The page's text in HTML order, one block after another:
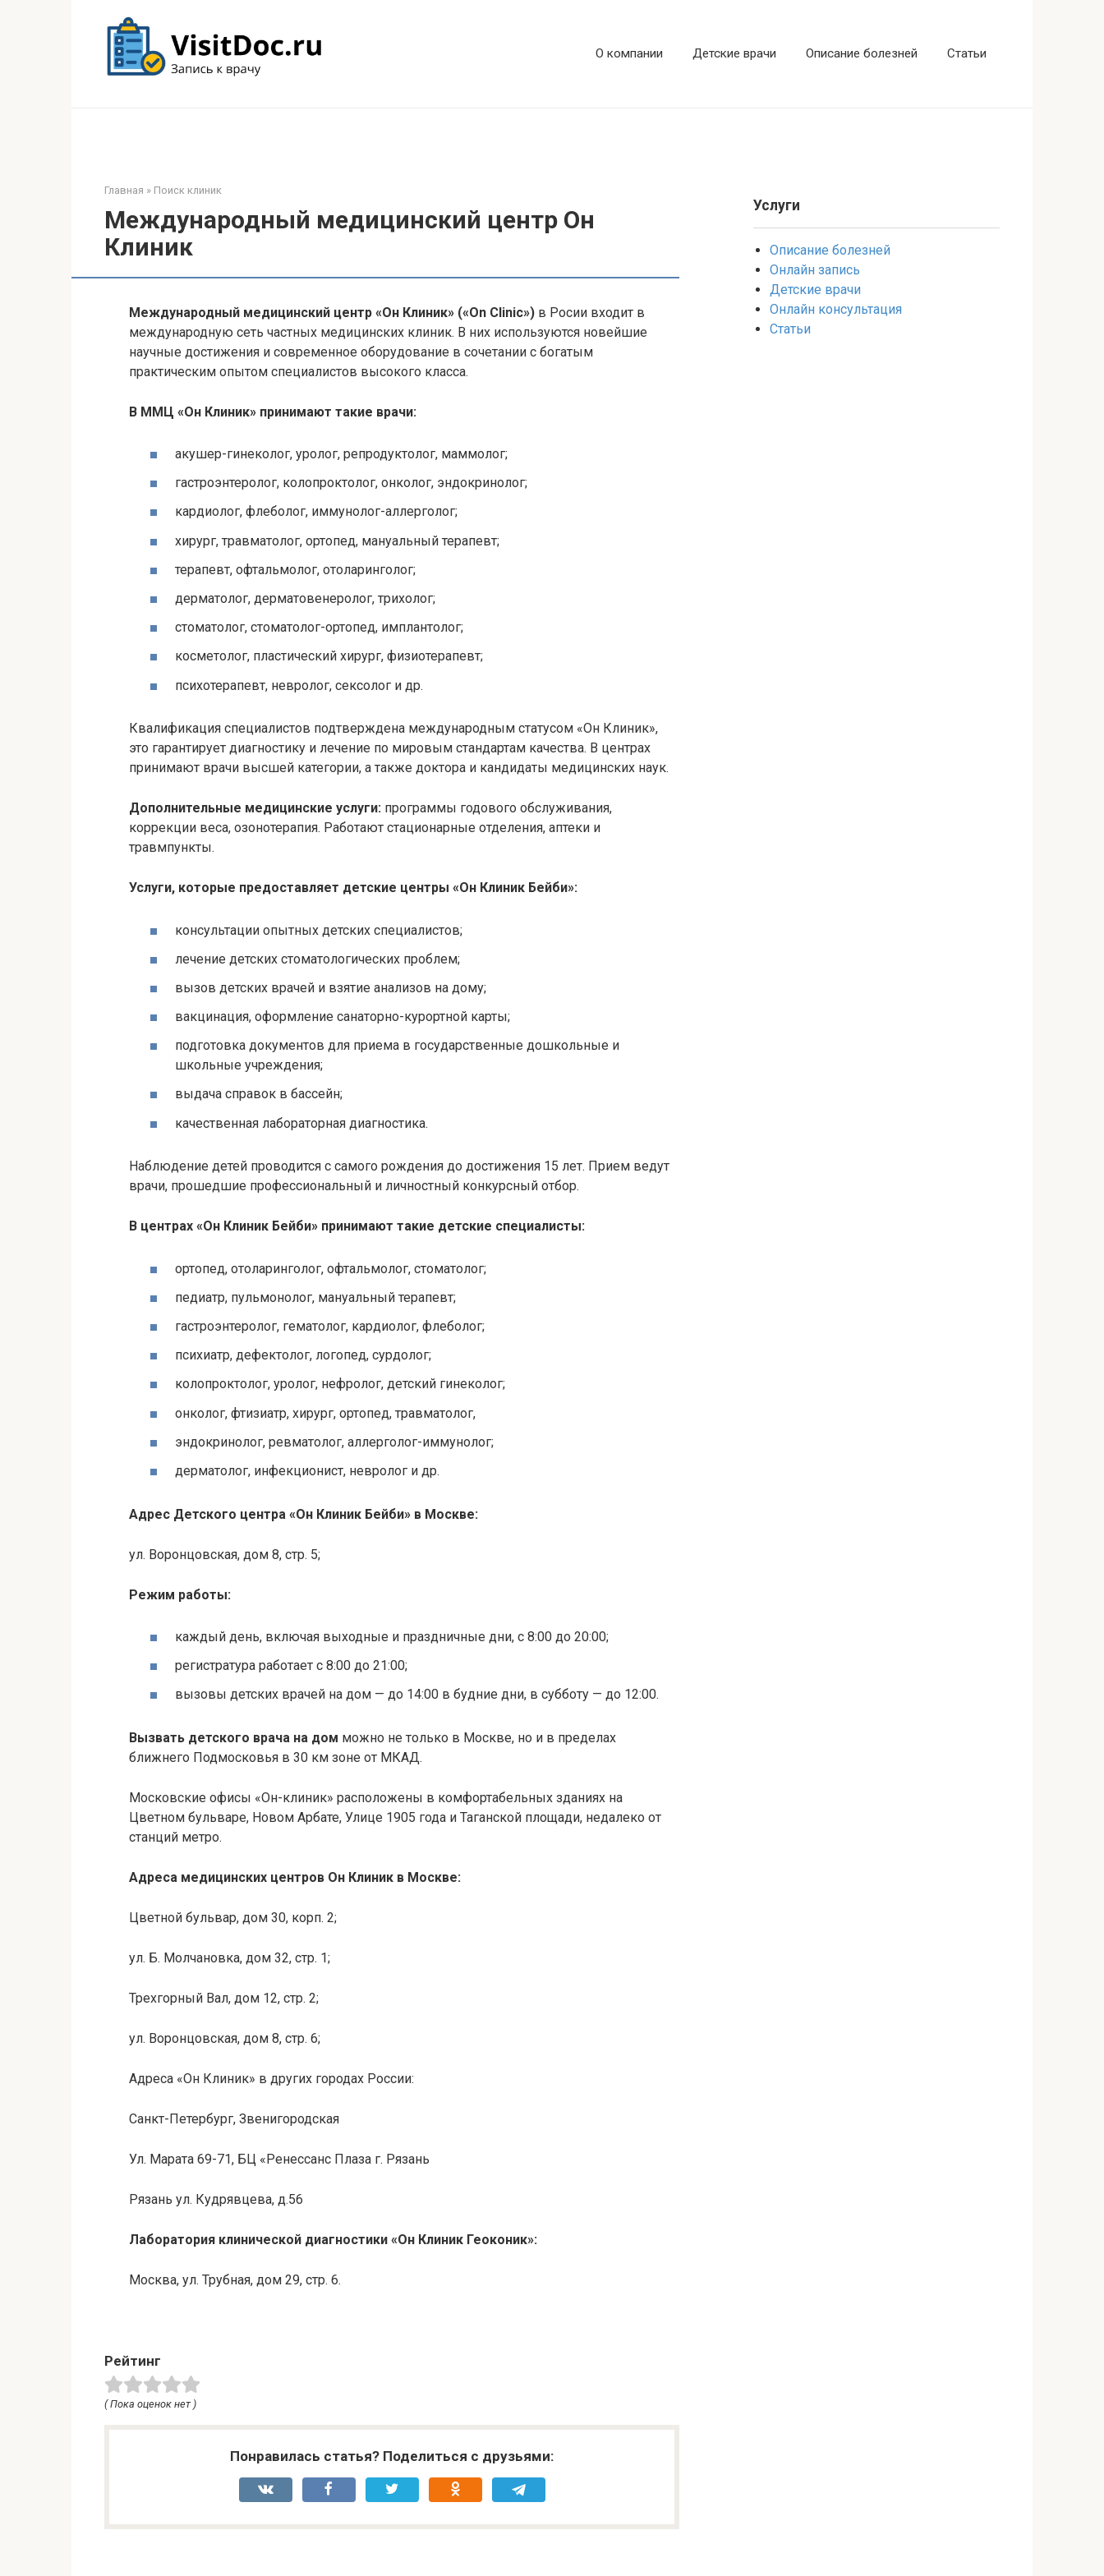
О компании Детские врачи Описание болезней Статьи
Главная » Поиск клиник
Международный медицинский центр Он
Клиник
Международный медицинский центр «Он Клиник» («On Clinic») в Росии входит в
международную сеть частных медицинских клиник. В них используются новейшие
научные достижения и современное оборудование в сочетании с богатым
практическим опытом специалистов высокого класса.
В ММЦ «Он Клиник» принимают такие врачи:
акушер-гинеколог, уролог, репродуктолог, маммолог;
гастроэнтеролог, колопроктолог, онколог, эндокринолог;
кардиолог, флеболог, иммунолог-аллерголог;
хирург, травматолог, ортопед, мануальный терапевт;
терапевт, офтальмолог, отоларинголог;
дерматолог, дерматовенеролог, трихолог;
стоматолог, стоматолог-ортопед, имплантолог;
косметолог, пластический хирург, физиотерапевт;
психотерапевт, невролог, сексолог и др.
Квалификация специалистов подтверждена международным статусом «Он Клиник»,
это гарантирует диагностику и лечение по мировым стандартам качества. В центрах
принимают врачи высшей категории, а также доктора и кандидаты медицинских наук.
Дополнительные медицинские услуги: программы годового обслуживания,
коррекции веса, озонотерапия. Работают стационарные отделения, аптеки и
травмпункты.
Услуги, которые предоставляет детские центры «Он Клиник Бейби»:
консультации опытных детских специалистов;
лечение детских стоматологических проблем;
вызов детских врачей и взятие анализов на дому;
вакцинация, оформление санаторно-курортной карты;
подготовка документов для приема в государственные дошкольные и
школьные учреждения;
выдача справок в бассейн;
качественная лабораторная диагностика.
Наблюдение детей проводится с самого рождения до достижения 15 лет. Прием ведут
врачи, прошедшие профессиональный и личностный конкурсный отбор.
В центрах «Он Клиник Бейби» принимают такие детские специалисты:
ортопед, отоларинголог, офтальмолог, стоматолог;
педиатр, пульмонолог, мануальный терапевт;
гастроэнтеролог, гематолог, кардиолог, флеболог;
психиатр, дефектолог, логопед, сурдолог;
колопроктолог, уролог, нефролог, детский гинеколог;
онколог, фтизиатр, хирург, ортопед, травматолог,
эндокринолог, ревматолог, аллерголог-иммунолог;
дерматолог, инфекционист, невролог и др.
Адрес Детского центра «Он Клиник Бейби» в Москве:
ул. Воронцовская, дом 8, стр. 5;
Режим работы:
каждый день, включая выходные и праздничные дни, с 8:00 до 20:00;
регистратура работает с 8:00 до 21:00;
вызовы детских врачей на дом — до 14:00 в будние дни, в субботу — до 12:00.
Вызвать детского врача на дом можно не только в Москве, но и в пределах
ближнего Подмосковья в 30 км зоне от МКАД.
Московские офисы «Он-клиник» расположены в комфортабельных зданиях на
Цветном бульваре, Новом Арбате, Улице 1905 года и Таганской площади, недалеко от
станций метро.
Адреса медицинских центров Он Клиник в Москве:
Цветной бульвар, дом 30, корп. 2;
ул. Б. Молчановка, дом 32, стр. 1;
Трехгорный Вал, дом 12, стр. 2;
ул. Воронцовская, дом 8, стр. 6;
Адреса «Он Клиник» в других городах России:
Санкт-Петербург, Звенигородская
Ул. Марата 69-71, БЦ «Ренессанс Плаза г. Рязань
Рязань ул. Кудрявцева, д.56
Лаборатория клинической диагностики «Он Клиник Геоконик»:
Москва, ул. Трубная, дом 29, стр. 6.
Рейтинг
( Пока оценок нет )
Понравилась статья? Поделиться с друзьями:
Услуги
Описание болезней
Онлайн запись
Детские врачи
Онлайн консультация
Статьи